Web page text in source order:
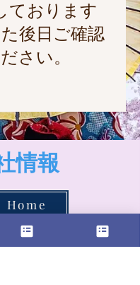
ております
後日ご確認
さい。
情報
Home